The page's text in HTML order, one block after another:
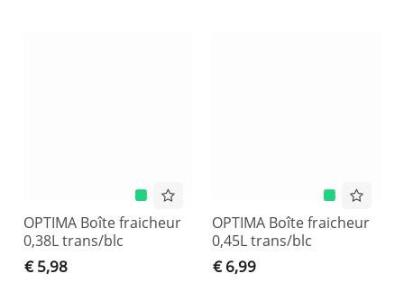
OPTIMA Boîte fraicheur
0,38L trans/blc
€ 5,98
OPTIMA Boîte fraicheur
0,45L trans/blc
€ 6,99